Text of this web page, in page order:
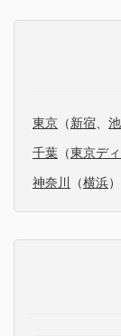
東京 （ 新宿、
千葉 （東京デ
神奈川 （横浜）